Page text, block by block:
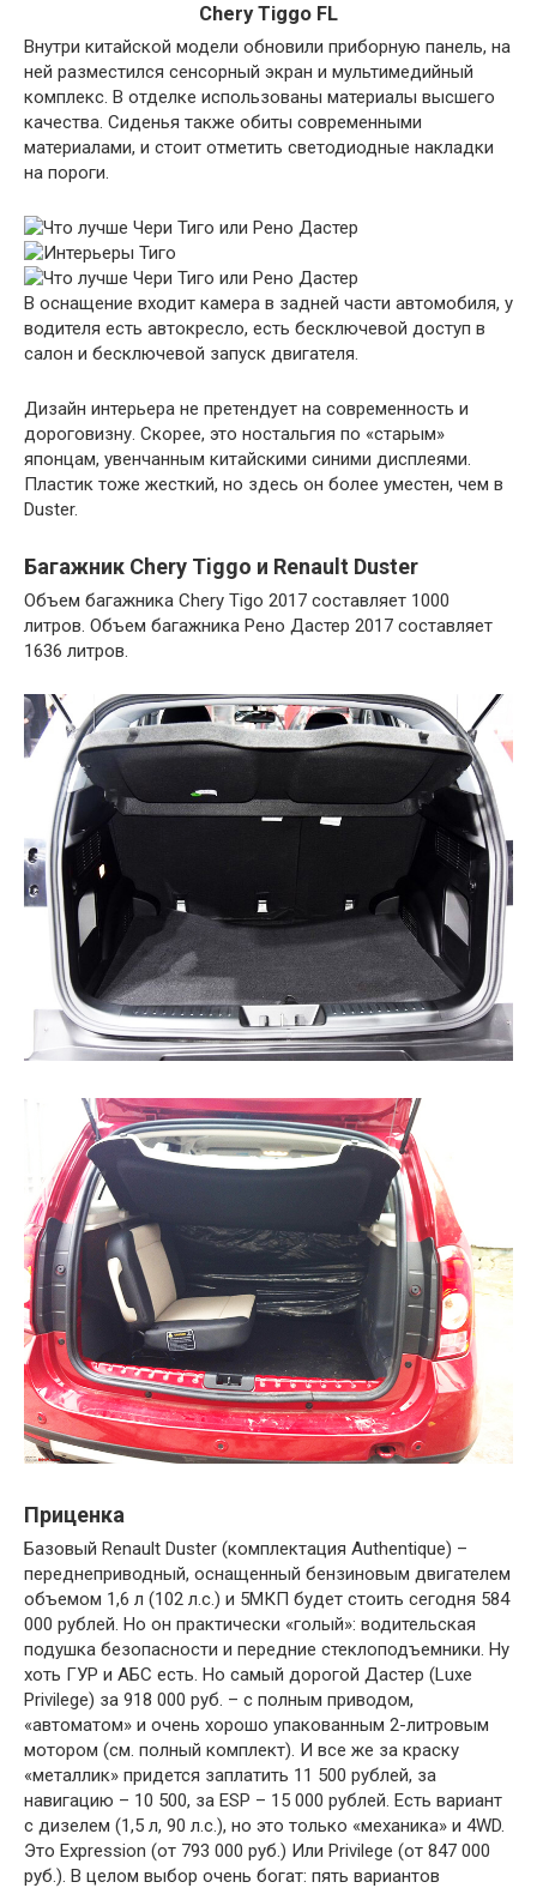
Chery Tiggo FL
Внутри китайской модели обновили приборную панель, на
ней разместился сенсорный экран и мультимедийный
комплекс. В отделке использованы материалы высшего
качества. Сиденья также обиты современными
материалами, и стоит отметить светодиодные накладки
на пороги.
В оснащение входит камера в задней части автомобиля, у
водителя есть автокресло, есть бесключевой доступ в
салон и бесключевой запуск двигателя.
Дизайн интерьера не претендует на современность и
дороговизну. Скорее, это ностальгия по «старым»
японцам, увенчанным китайскими синими дисплеями.
Пластик тоже жесткий, но здесь он более уместен, чем в
Duster.
Багажник Chery Tiggo и Renault Duster
Объем багажника Chery Tigo 2017 составляет 1000
литров. Объем багажника Рено Дастер 2017 составляет
1636 литров.
Приценка
Базовый Renault Duster (комплектация Authentique) –
переднеприводный, оснащенный бензиновым двигателем
объемом 1,6 л (102 л.с.) и 5МКП будет стоить сегодня 584
000 рублей. Но он практически «голый»: водительская
подушка безопасности и передние стеклоподъемники. Ну
хоть ГУР и АБС есть. Но самый дорогой Дастер (Luxe
Privilege) за 918 000 руб. – с полным приводом,
«автоматом» и очень хорошо упакованным 2-литровым
мотором (см. полный комплект). И все же за краску
«металлик» придется заплатить 11 500 рублей, за
навигацию – 10 500, за ESP – 15 000 рублей. Есть вариант
с дизелем (1,5 л, 90 л.с.), но это только «механика» и 4WD.
Это Expression (от 793 000 руб.) Или Privilege (от 847 000
руб.). В целом выбор очень богат: пять вариантов